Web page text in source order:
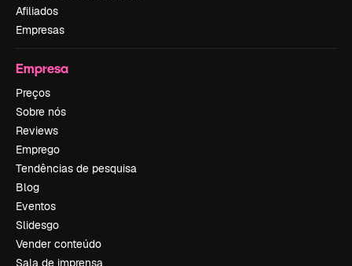
Afiliados
Empresas
Empresa
Preços
Sobre nós
Reviews
Emprego
Tendências de pesquisa
Blog
Eventos
Slidesgo
Vender conteúdo
Sala de imprensa